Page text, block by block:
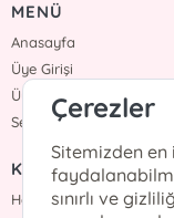
MENÜ
Anasayfa
Üye Girişi
Üye Ol
Sepetim
KURUMSAL
Hakkımızda
Çerezler
Sitemizden en
sınırlı ve